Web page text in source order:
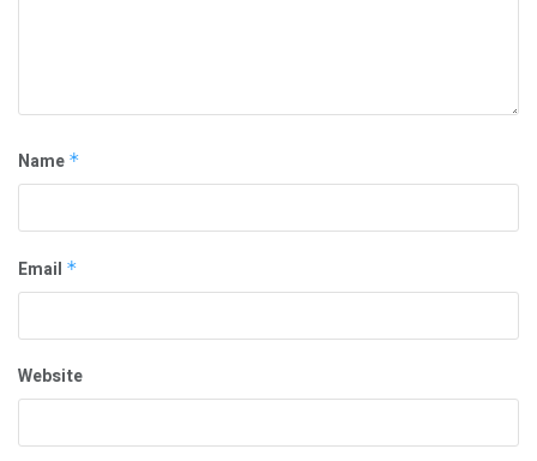
Name *
Email *
Website